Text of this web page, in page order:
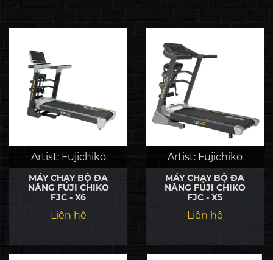
Artist: Fujichiko
MÁY CHẠY BỘ ĐA
NĂNG FUJI CHIKO
FJC - X6
Liên hệ
Artist: Fujichiko
MÁY CHẠY BỘ ĐA
NĂNG FUJI CHIKO
FJC - X5
Liên hệ